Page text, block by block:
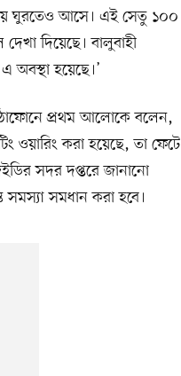
ঘুরতেও আসে। এই সেতু ১০০
দিয়েছে। বালুবাহী
হয়েছে।’
প্রথম আলোকে বলেন,
ওয়ারিং করা হয়েছে, তা ফেটে
সদর দপ্তরে জানানো
সমস্যা সমধান করা হবে।